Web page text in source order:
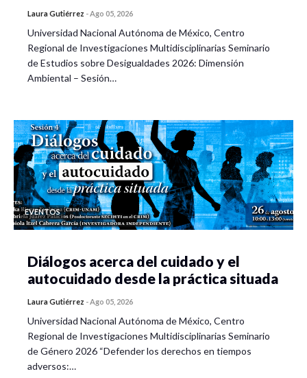
Laura Gutiérrez -Ago 05, 2026
Universidad Nacional Autónoma de México, Centro
Regional de Investigaciones Multidisciplinarias Seminario
de Estudios sobre Desigualdades 2026: Dimensión
Ambiental – Sesión…
EVENTOS
Diálogos acerca del cuidado y el
autocuidado desde la práctica situada
Laura Gutiérrez -Ago 05, 2026
Universidad Nacional Autónoma de México, Centro
Regional de Investigaciones Multidisciplinarias Seminario
de Género 2026 “Defender los derechos en tiempos
adversos:…